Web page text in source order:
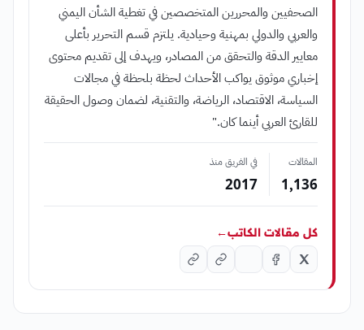
الصحفيين والمحررين المتخصصين في تغطية الشأن اليمني
والعربي والدولي بمهنية وحيادية. يلتزم قسم التحرير بأعلى
معايير الدقة والتحقق من المصادر، ويهدف إلى تقديم محتوى
إخباري موثوق يواكب الأحداث لحظة بلحظة في مجالات
السياسة، الاقتصاد، الرياضة، والتقنية، لضمان وصول الحقيقة
للقارئ العربي أينما كان."
المقالات
1٬136
في الفريق منذ
2017
كل مقالات الكاتب←